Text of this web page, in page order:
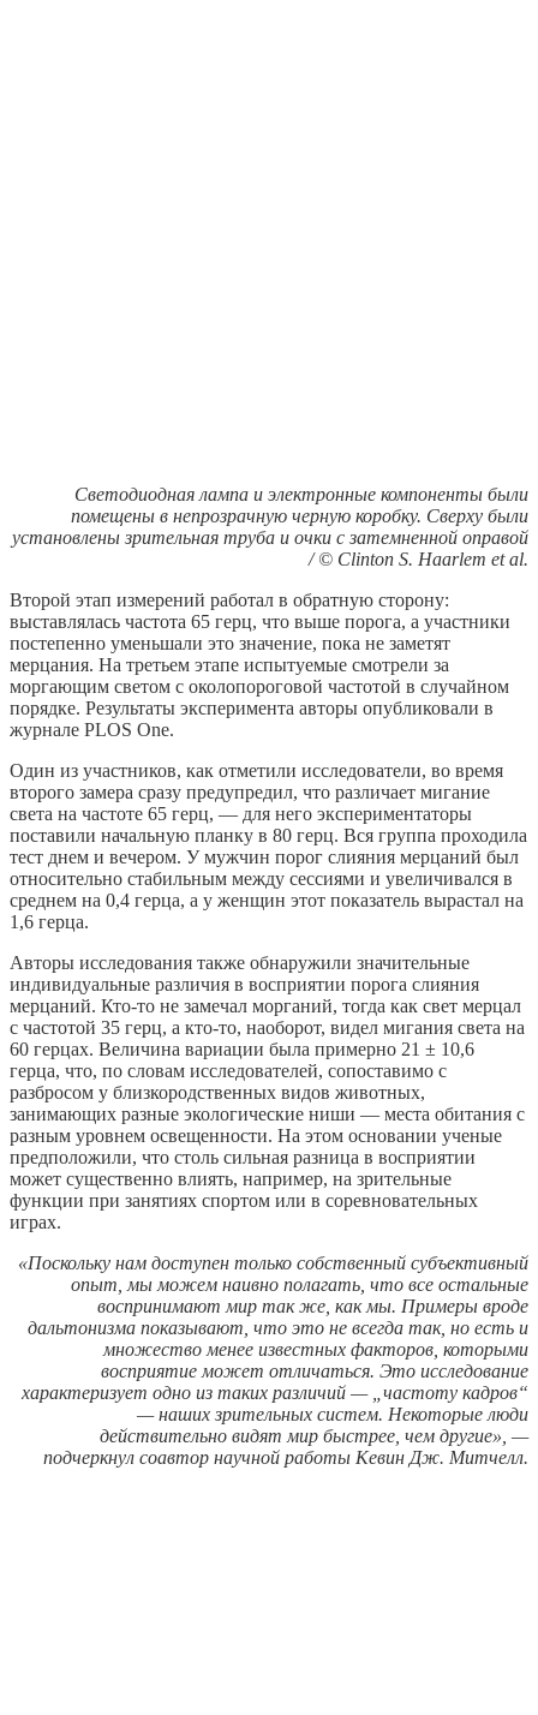
Светодиодная лампа и электронные компоненты были
помещены в непрозрачную черную коробку. Сверху были
установлены зрительная труба и очки с затемненной оправой
/ © Clinton S. Haarlem et al.
Второй этап измерений работал в обратную сторону:
выставлялась частота 65 герц, что выше порога, а участники
постепенно уменьшали это значение, пока не заметят
мерцания. На третьем этапе испытуемые смотрели за
моргающим светом с околопороговой частотой в случайном
порядке. Результаты эксперимента авторы опубликовали в
журнале PLOS One.
Один из участников, как отметили исследователи, во время
второго замера сразу предупредил, что различает мигание
света на частоте 65 герц, — для него экспериментаторы
поставили начальную планку в 80 герц. Вся группа проходила
тест днем и вечером. У мужчин порог слияния мерцаний был
относительно стабильным между сессиями и увеличивался в
среднем на 0,4 герца, а у женщин этот показатель вырастал на
1,6 герца.
Авторы исследования также обнаружили значительные
индивидуальные различия в восприятии порога слияния
мерцаний. Кто-то не замечал морганий, тогда как свет мерцал
с частотой 35 герц, а кто-то, наоборот, видел мигания света на
60 герцах. Величина вариации была примерно 21 ± 10,6
герца, что, по словам исследователей, сопоставимо с
разбросом у близкородственных видов животных,
занимающих разные экологические ниши — места обитания с
разным уровнем освещенности. На этом основании ученые
предположили, что столь сильная разница в восприятии
может существенно влиять, например, на зрительные
функции при занятиях спортом или в соревновательных
играх.
«Поскольку нам доступен только собственный субъективный
опыт, мы можем наивно полагать, что все остальные
воспринимают мир так же, как мы. Примеры вроде
дальтонизма показывают, что это не всегда так, но есть и
множество менее известных факторов, которыми
восприятие может отличаться. Это исследование
характеризует одно из таких различий — „частоту кадров“
— наших зрительных систем. Некоторые люди
действительно видят мир быстрее, чем другие», —
подчеркнул соавтор научной работы Кевин Дж. Митчелл.